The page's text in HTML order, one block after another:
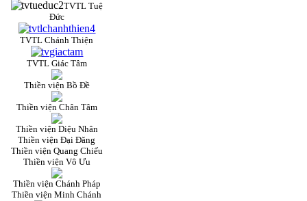
TVTL Tuệ
Đức
TVTL Chánh Thiện
TVTL Giác Tâm
Thiền viện Bồ Đề
Thiền viện Chân Tâm
Thiền viện Diệu Nhân
Thiền viện Đại Đăng
Thiền viện Quang Chiếu
Thiền viện Vô Ưu
Thiền viện Chánh Pháp
Thiền viện Minh Chánh